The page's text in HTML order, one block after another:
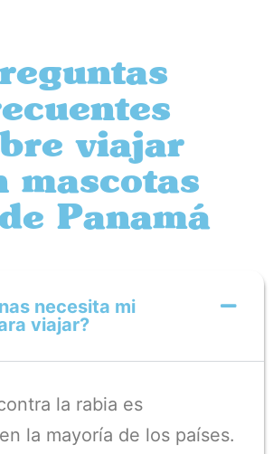
viajar
mascotas
Panamá
necesita mi
viajar?
la rabia es
la mayoría de los países.